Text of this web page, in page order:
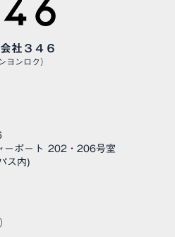
社３４６
ヨンロク）
ーポート 202・206号室
ス内)